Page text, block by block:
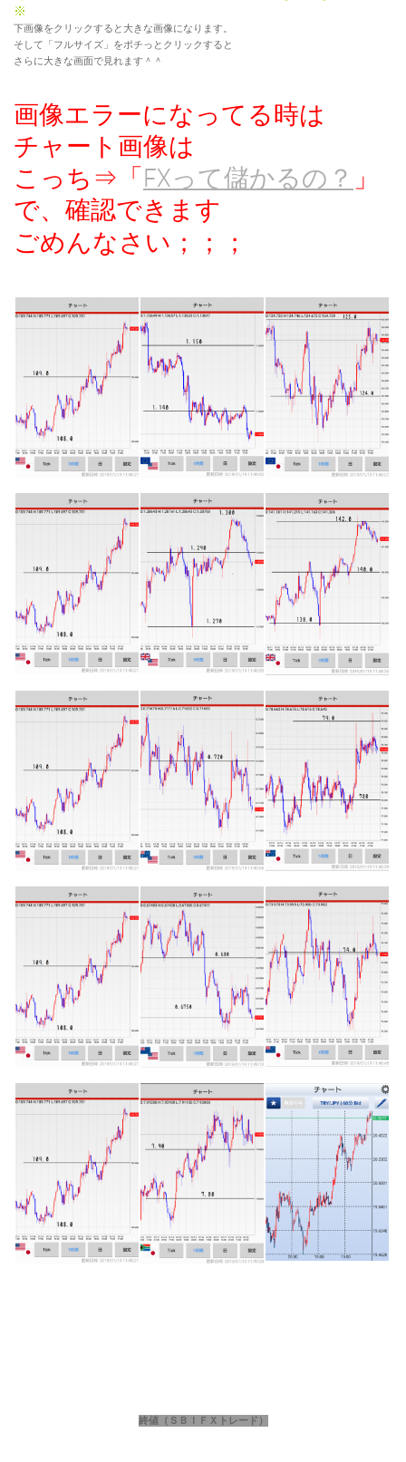
※
下画像をクリックすると大きな画像になります。
そして「フルサイズ」をポチっとクリックすると
さらに大きな画面で見れます＾＾
画像エラーになってる時は
チャート画像は
こっち⇒「FXって儲かるの？ 」
で、確認できます
ごめんなさい；；；
終値（ＳＢＩＦＸトレード）